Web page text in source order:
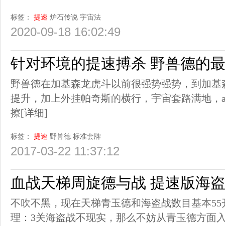
标签： 提速 炉石传说 宇宙法
2020-09-18 16:02:49
针对环境的提速搏杀 野兽德的
野兽德在加基森龙虎斗以前很强势强势，到加
提升，加上外挂帕奇斯的横行，宇宙套路满地，
擦[详细]
标签： 提速 野兽德 标准套牌
2017-03-22 11:37:12
血战天梯周旋德与战 提速版海
不吹不黑，现在天梯青玉德和海盗战数目基本
理：3关海盗战不现实，那么不妨从青玉德方面